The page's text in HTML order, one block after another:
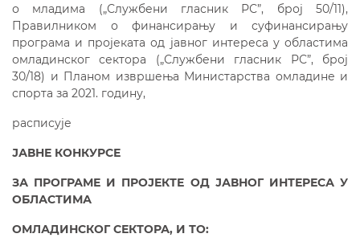
о младима („Службени гласник РС”, број 50/11),
Правилником о финансирању и суфинансирању
програма и пројеката од јавног интереса у областима
омладинског сектора („Службени гласник РС”, број
30/18) и Планом извршења Министарства омладине и
спорта за 2021. годину,
расписује
ЈАВНЕ КОНКУРСЕ
ЗА ПРОГРАМЕ И ПРОЈЕКТЕ ОД ЈАВНОГ ИНТЕРЕСА У
ОБЛАСТИМА
ОМЛАДИНСКОГ СЕКТОРА, И ТО: